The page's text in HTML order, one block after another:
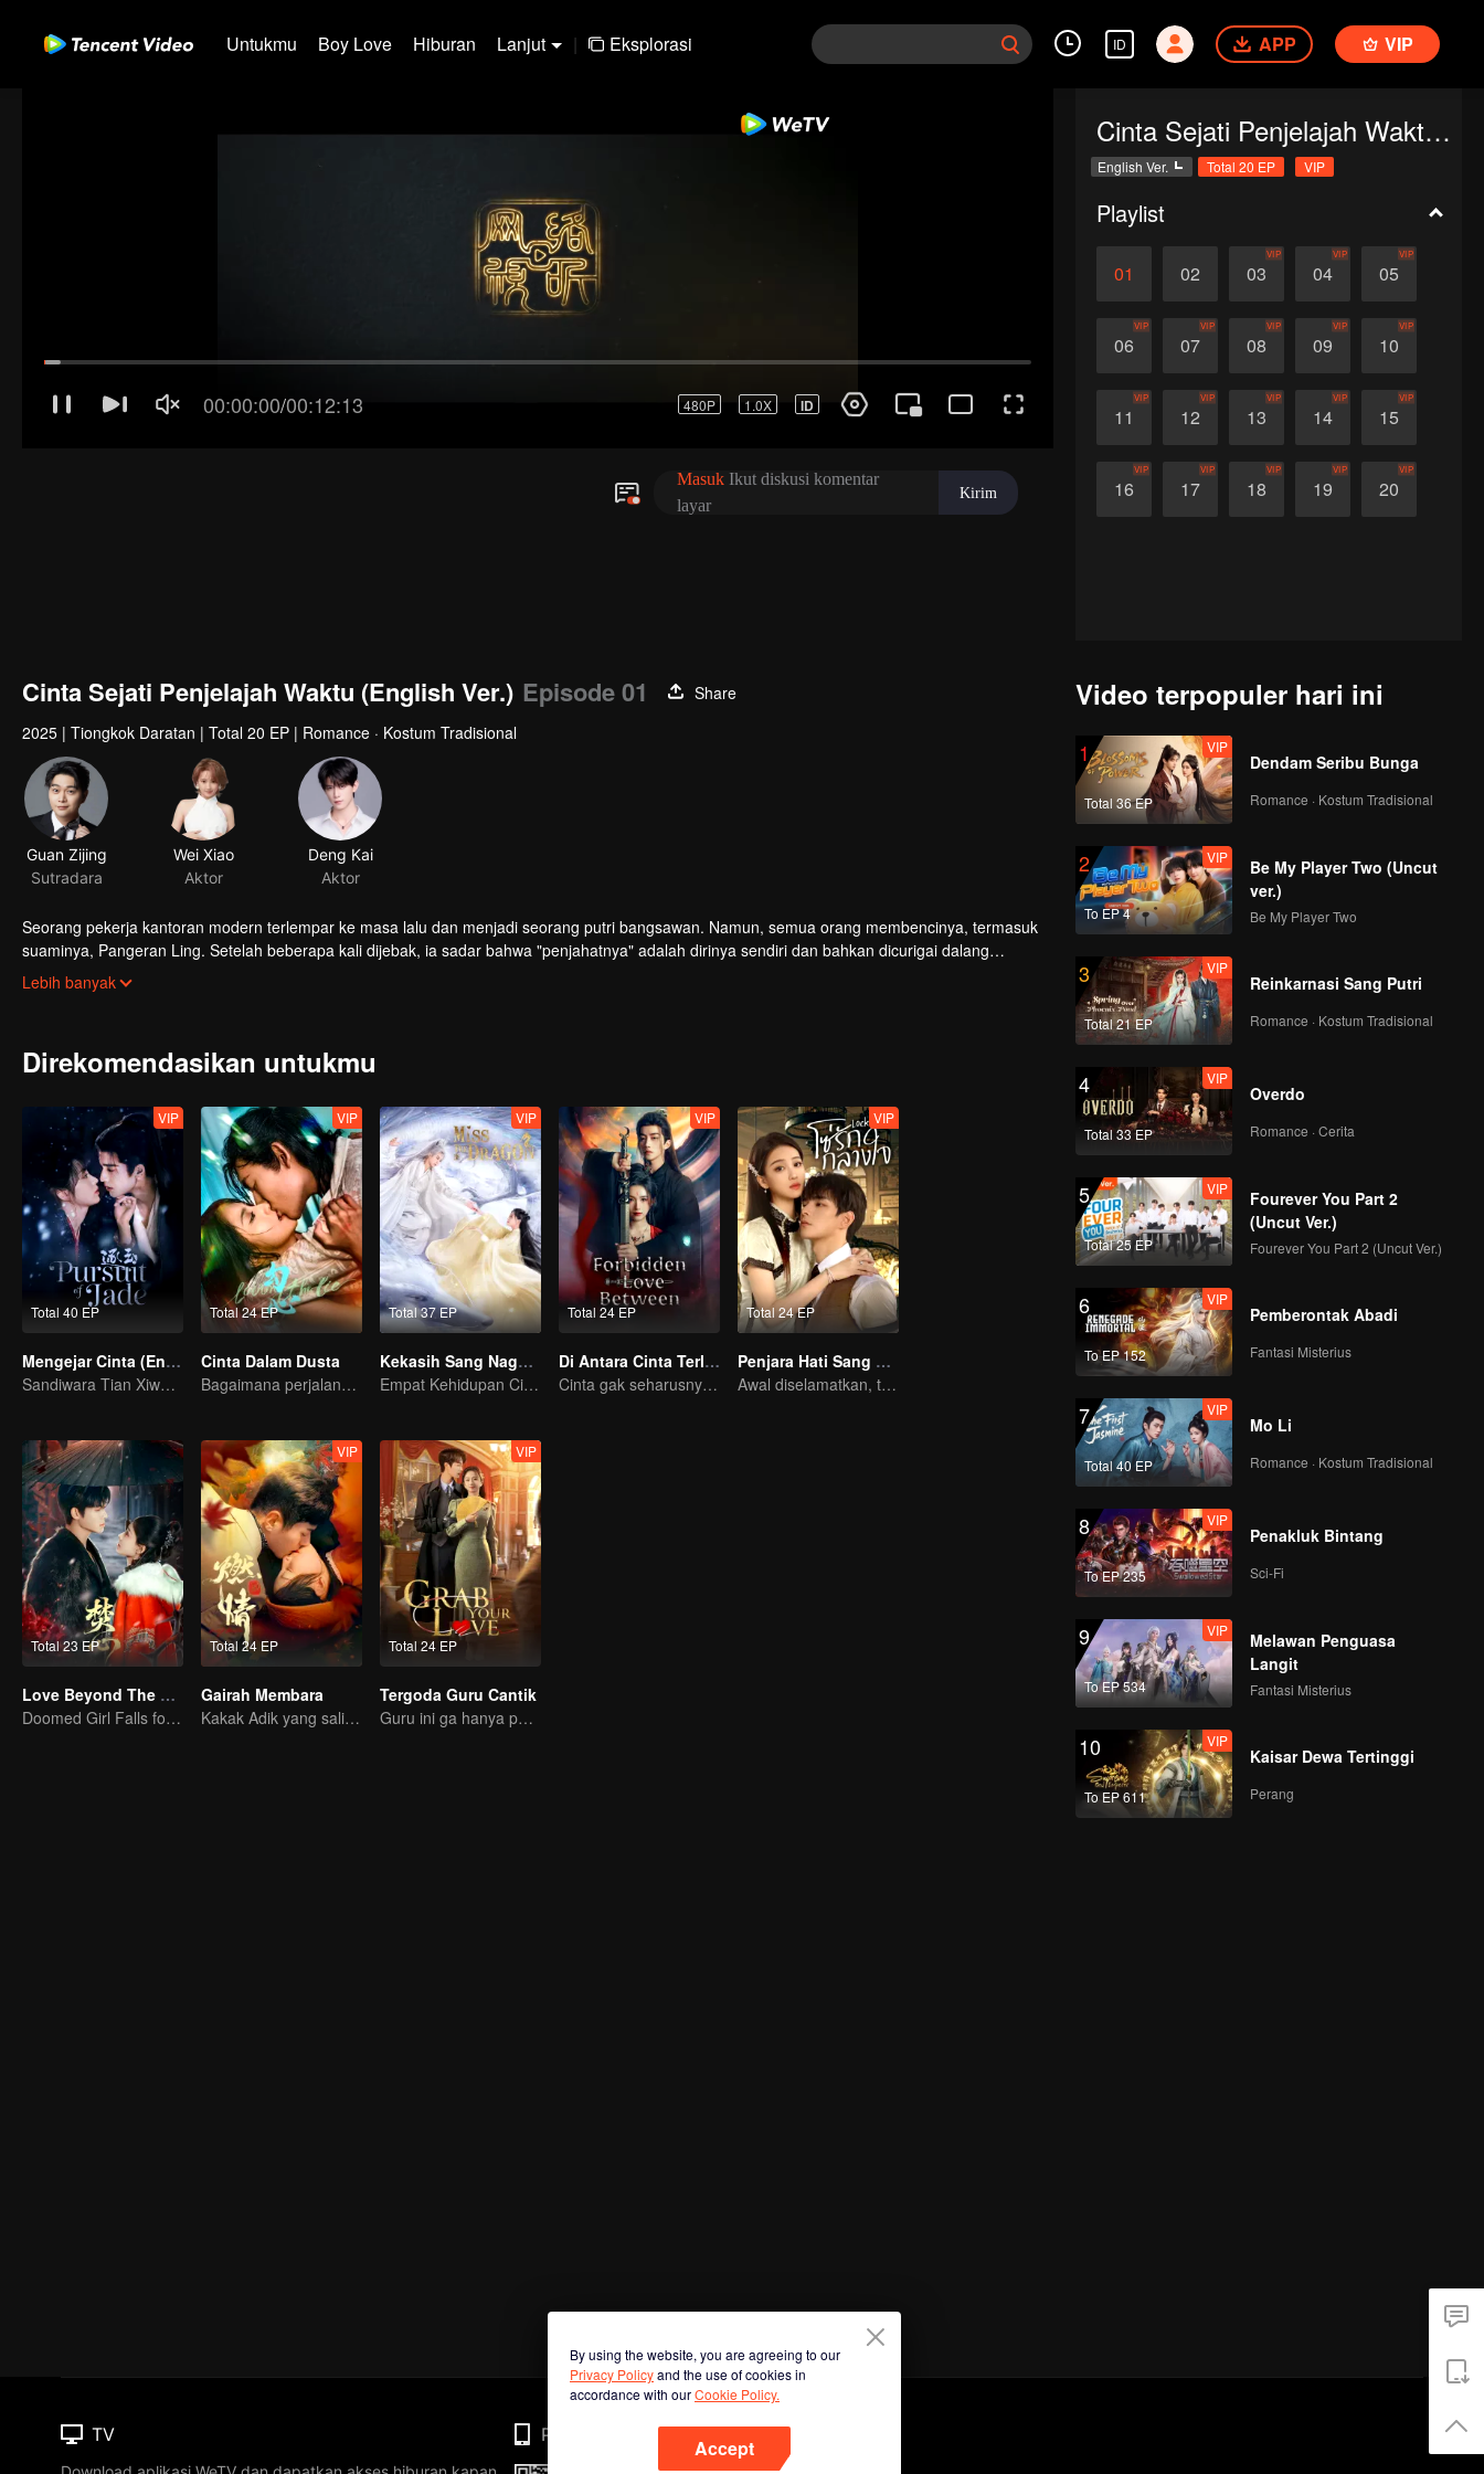
Untukmu Boy Love Hiburan Lanjut | Eksplorasi ID APP VIP
Cinta Sejati Penjelajah Waktu (English Ver.)
English Ver. Total 20 EP VIP
Playlist
01 02 03
VIP
04
VIP
05
VIP
06
VIP
07
VIP
08
VIP
09
VIP
10
VIP
11
VIP
12
VIP
13
VIP
14
VIP
15
VIP
16
VIP
17
VIP
18
VIP
19
VIP
20
VIP
Cinta Sejati Penjelajah Waktu (English Ver.) Episode 01
Share
2025 | Tiongkok Daratan | Total 20 EP | Romance · Kostum Tradisional
Guan Zijing
Sutradara
Wei Xiao
Aktor
Deng Kai
Aktor
Seorang pekerja kantoran modern terlempar ke masa lalu dan menjadi seorang putri bangsawan. Namun, semua orang membencinya, termasuk
suaminya, Pangeran Ling. Setelah beberapa kali dijebak, ia sadar bahwa "penjahatnya" adalah dirinya sendiri dan bahkan dicurigai dalang
kematian ibu Pangeran Ling! Bersama sang pangeran, ia pun mencari kebenaran.
Lebih banyak
Direkomendasikan untukmu
Total 40 EP
VIP
Mengejar Cinta (English Ver.)
Sandiwara Tian Xiwei dan Zhang Linghe berubah jadi cinta
Total 24 EP
VIP
Cinta Dalam Dusta
Bagaimana perjalana pelukis misterius balas dendam?
Total 37 EP
VIP
Kekasih Sang Naga (English Ver.)
Empat Kehidupan Cinta
Total 24 EP
VIP
Di Antara Cinta Terlarang
Cinta gak seharusnya ada antara mereka
Total 24 EP
VIP
Penjara Hati Sang Jenderal (Thai Ver.)
Awal diselamatkan, tetapi hanya untuk di kurung?
Total 23 EP
Love Beyond The Curse (Thai Ver.)
Doomed Girl Falls for the Immortal Vampire
Total 24 EP
VIP
Gairah Membara
Kakak Adik yang saling jatuh cinta? Bisakah mereka bersatu?
Total 24 EP
VIP
Tergoda Guru Cantik
Guru ini ga hanya pandai mengajar, tapi pandai menggoda juga loh~
Video terpopuler hari ini
1
Total 36 EP
VIP
Dendam Seribu Bunga
Romance · Kostum Tradisional
2
To EP 4
VIP
Be My Player Two (Uncut
ver.)
Be My Player Two
3
Total 21 EP
VIP
Reinkarnasi Sang Putri
Romance · Kostum Tradisional
4
Total 33 EP
VIP
Overdo
Romance · Cerita
5
Total 25 EP
VIP
Fourever You Part 2
(Uncut Ver.)
Fourever You Part 2 (Uncut Ver.)
6
To EP 152
VIP
Pemberontak Abadi
Fantasi Misterius
7
Total 40 EP
VIP
Mo Li
Romance · Kostum Tradisional
8
To EP 235
VIP
Penakluk Bintang
Sci-Fi
9
To EP 534
VIP
Melawan Penguasa
Langit
Fantasi Misterius
10
To EP 611
VIP
Kaisar Dewa Tertinggi
Perang
By using the website, you are agreeing to our
Privacy Policyand the use of cookies in
accordance with ourCookie Policy.
Accept
TV Phone